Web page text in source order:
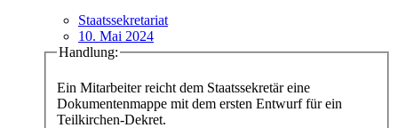
Staatssekretariat
10. Mai 2024
Handlung:
Ein Mitarbeiter reicht dem Staatssekretär eine
Dokumentenmappe mit dem ersten Entwurf für ein
Teilkirchen-Dekret.